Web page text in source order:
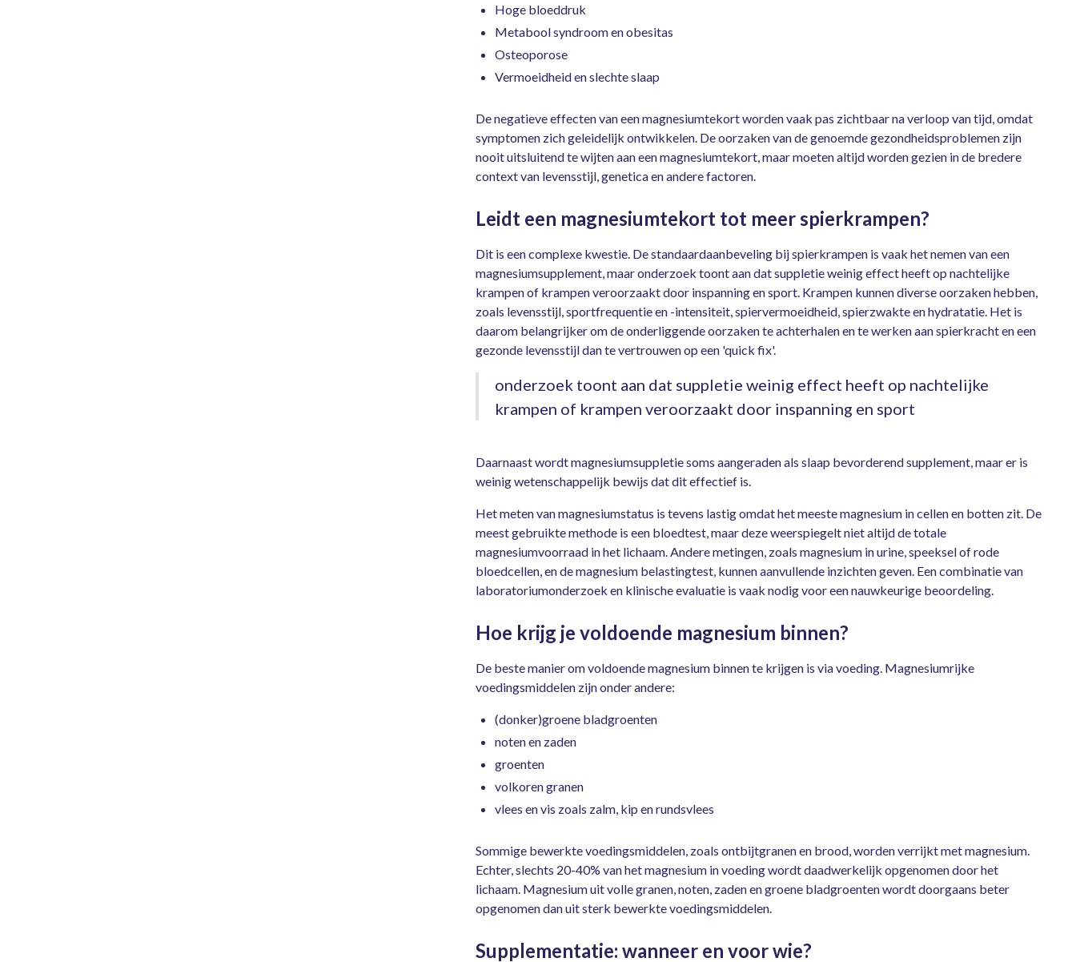
Hoge bloeddruk
Metabool syndroom en obesitas
Osteoporose
Vermoeidheid en slechte slaap
De negatieve effecten van een magnesiumtekort worden vaak pas zichtbaar na verloop van tijd, omdat
symptomen zich geleidelijk ontwikkelen. De oorzaken van de genoemde gezondheidsproblemen zijn
nooit uitsluitend te wijten aan een magnesiumtekort, maar moeten altijd worden gezien in de bredere
context van levensstijl, genetica en andere factoren.
Leidt een magnesiumtekort tot meer spierkrampen?
Dit is een complexe kwestie. De standaardaanbeveling bij spierkrampen is vaak het nemen van een
magnesiumsupplement, maar onderzoek toont aan dat suppletie weinig effect heeft op nachtelijke
krampen of krampen veroorzaakt door inspanning en sport. Krampen kunnen diverse oorzaken hebben,
zoals levensstijl, sportfrequentie en -intensiteit, spiervermoeidheid, spierzwakte en hydratatie. Het is
daarom belangrijker om de onderliggende oorzaken te achterhalen en te werken aan spierkracht en een
gezonde levensstijl dan te vertrouwen op een 'quick fix'.
onderzoek toont aan dat suppletie weinig effect heeft op nachtelijke
krampen of krampen veroorzaakt door inspanning en sport
Daarnaast wordt magnesiumsuppletie soms aangeraden als slaap bevorderend supplement, maar er is
weinig wetenschappelijk bewijs dat dit effectief is.
Het meten van magnesiumstatus is tevens lastig omdat het meeste magnesium in cellen en botten zit. De
meest gebruikte methode is een bloedtest, maar deze weerspiegelt niet altijd de totale
magnesiumvoorraad in het lichaam. Andere metingen, zoals magnesium in urine, speeksel of rode
bloedcellen, en de magnesium belastingtest, kunnen aanvullende inzichten geven. Een combinatie van
laboratoriumonderzoek en klinische evaluatie is vaak nodig voor een nauwkeurige beoordeling.
Hoe krijg je voldoende magnesium binnen?
De beste manier om voldoende magnesium binnen te krijgen is via voeding. Magnesiumrijke
voedingsmiddelen zijn onder andere:
(donker)groene bladgroenten
noten en zaden
groenten
volkoren granen
vlees en vis zoals zalm, kip en rundsvlees
Sommige bewerkte voedingsmiddelen, zoals ontbijtgranen en brood, worden verrijkt met magnesium.
Echter, slechts 20-40% van het magnesium in voeding wordt daadwerkelijk opgenomen door het
lichaam. Magnesium uit volle granen, noten, zaden en groene bladgroenten wordt doorgaans beter
opgenomen dan uit sterk bewerkte voedingsmiddelen.
Supplementatie: wanneer en voor wie?